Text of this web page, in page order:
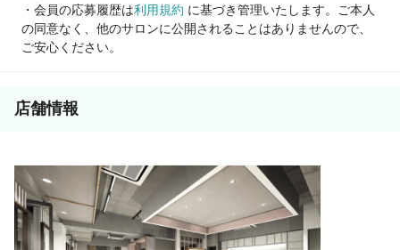
・会員の応募履歴は利用規約 に基づき管理いたします。ご本人
の同意なく、他のサロンに公開されることはありませんので、
ご安心ください。
店舗情報